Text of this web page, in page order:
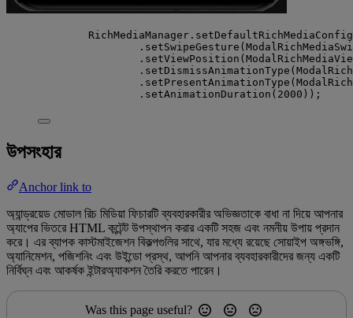
.setAnimationDuration(2000));
উপসংহার
Anchor link to
অ্যান্ড্রয়েড মোডাল রিচ মিডিয়া ফিচারটি ব্যবহারকারীর অভিজ্ঞতাকে বাধা না দিয়ে আপনার
অ্যাপের ভিতরে HTML কন্টেন্ট উপস্থাপন করার একটি সহজ এবং নমনীয় উপায় প্রদান
করে। এর ব্যাপক কাস্টমাইজেশন বিকল্পগুলির সাথে, যার মধ্যে রয়েছে সোয়াইপ অঙ্গভঙ্গি,
অ্যানিমেশন, পজিশনিং এবং উইন্ডো প্রস্থ, আপনি আপনার ব্যবহারকারীদের জন্য একটি
নির্বিঘ্ন এবং আকর্ষক ইন্টারঅ্যাকশন তৈরি করতে পারেন।
Was this page useful?